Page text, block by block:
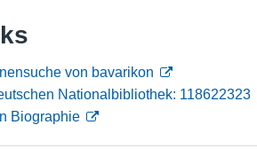
von bavarikon
Nationalbibliothek: 118622323
Biographie